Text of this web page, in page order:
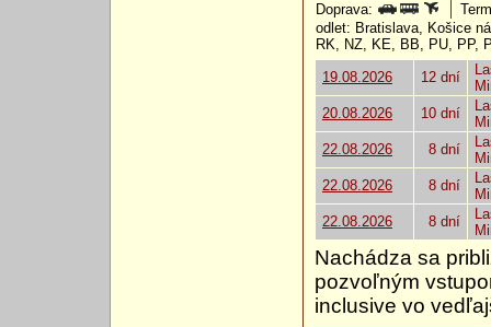
Doprava:
odlet: Bratislava, Košice
RK, NZ, KE, BB, PU, PP,
19.08.2026
12 dní
20.08.2026
10 dní
22.08.2026
8 dní
22.08.2026
8 dní
22.08.2026
8 dní
Nachádza sa
pozvoľným
inclusive vo